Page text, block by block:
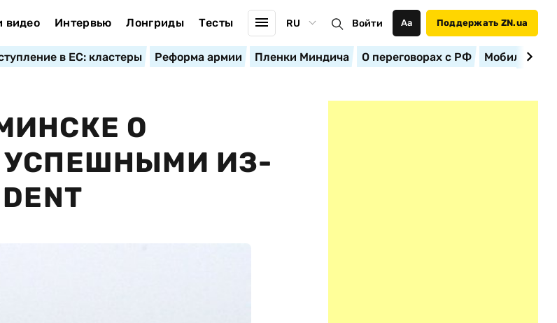
видео Интервью Лонгриды Тесты RU Войти Аа Поддержать ZN.ua
в ЕС: кластеры Реформа армии Пленки Миндича О переговорах с РФ
О
УСПЕШНЫМИ ИЗ-